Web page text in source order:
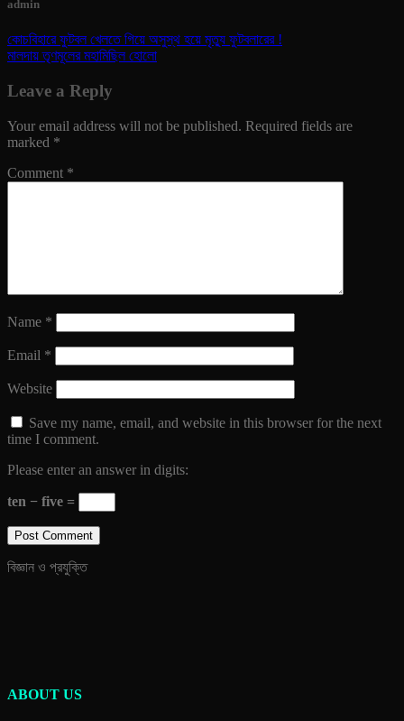
admin
কোচবিহারে ফুটবল খেলতে গিয়ে অসুস্থ হয়ে মৃত্যু ফুটবলারের !
মালদায় তৃণমূলের মহামিছিল হোলো
Leave a Reply
Your email address will not be published. Required fields are
marked *
Comment *
Name *
Email *
Website
Save my name, email, and website in this browser for the next
time I comment.
Please enter an answer in digits:
ten − five =
বিজ্ঞান ও প্রযুক্তি
ABOUT US